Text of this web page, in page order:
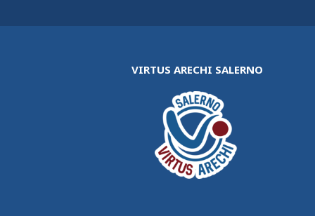
VIRTUS ARECHI SALERNO